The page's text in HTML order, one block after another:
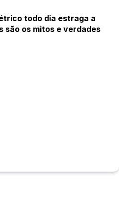
todo dia estraga a
são os mitos e verdades